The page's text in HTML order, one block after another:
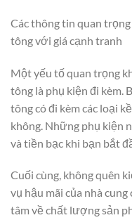
Các thông tin quan
tông với giá cạnh tranh
Một yếu tố quan trọng
tông là phụ kiện đi kèm.
tông có đi kèm các loại
không. Những phụ kiện
và tiền bạc khi bạn bắt
Cuối cùng, không quên
vụ hậu mãi của nhà
tâm về chất lượng sản